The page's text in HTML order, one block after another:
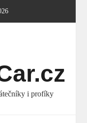
i profíky